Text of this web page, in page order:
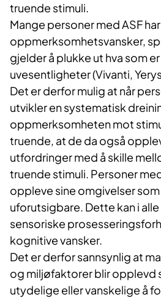
truende stimuli.
Mange personer med ASF
oppmerksomhetsvansker,
gjelder å plukke ut hva som
uvesentligheter (Vivanti,
Det er derfor mulig at når
utvikler en systematisk
oppmerksomheten mot
truende, at de da også
utfordringer med å skille
truende stimuli. Personer
oppleve sine omgivelser
uforutsigbare. Dette kan i
sensoriske
kognitive vansker.
Det er derfor sannsynlig at
og miljøfaktorer blir opplevd
utydelige eller vanskelige å